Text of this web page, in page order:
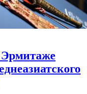
Эрмитаже